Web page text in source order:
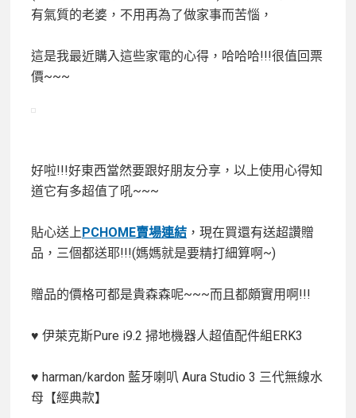
有氣質的老婆，不用再為了做家事而苦惱，
這是我最近購入這些家電的心得，哈哈哈!!!很值回票
價~~~
好啦!!!好東西當然要跟好朋友分享，以上使用心得知
道它有多超值了吼~~~
貼心送上PCHOME賣場連結 ，現在買還有送超讚贈
品，三個都送耶!!!(媽媽就是要精打細算啊~)
贈品的價格可都是貴森森呢~~~而且都頗實用啊!!!
♥ 伊萊克斯Pure i9.2 掃地機器人超值配件組ERK3
♥ harman/kardon 藍牙喇叭 Aura Studio 3 三代無線水
母【經典款】